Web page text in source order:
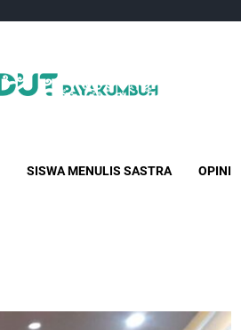
SISWA MENULIS SASTRA OPINI